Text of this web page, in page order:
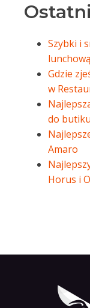
Szybki i
Gdzie
w
do butiku
Amaro
Horus i